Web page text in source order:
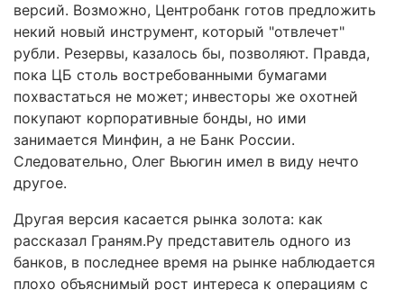
версий. Возможно, Центробанк готов предложить
некий новый инструмент, который "отвлечет"
рубли. Резервы, казалось бы, позволяют. Правда,
пока ЦБ столь востребованными бумагами
похвастаться не может; инвесторы же охотней
покупают корпоративные бонды, но ими
занимается Минфин, а не Банк России.
Следовательно, Олег Вьюгин имел в виду нечто
другое.
Другая версия касается рынка золота: как
рассказал Граням.Ру представитель одного из
банков, в последнее время на рынке наблюдается
плохо объяснимый рост интереса к операциям с